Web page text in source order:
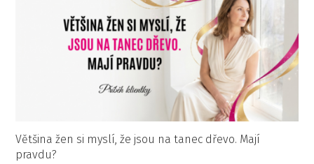
Většina žen si myslí, že jsou na tanec dřevo. Mají
pravdu?